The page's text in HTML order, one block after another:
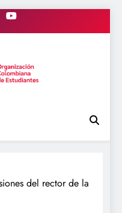
del rector de la